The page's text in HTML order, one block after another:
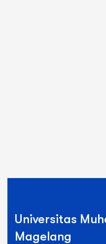
Universitas
Magelang